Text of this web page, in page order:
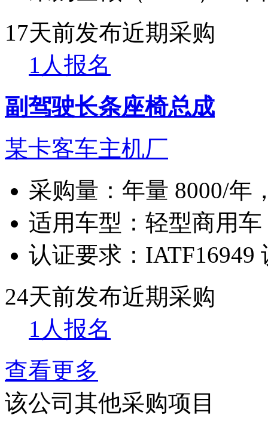
17天前发布近期采购
1人报名
副驾驶长条座椅总成
某卡客车主机厂
采购量： 年量 8000/年
适用车型： 轻型商用
认证要求： IATF16949
24天前发布近期采购
1人报名
查看更多
该公司其他采购项目